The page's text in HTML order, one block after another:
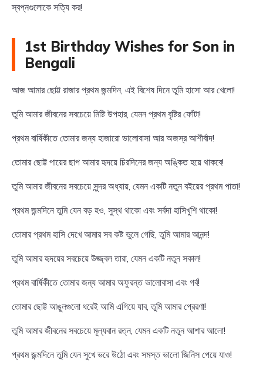
স্বপ্নগুলোকে সত্যি কর!
1st Birthday Wishes for Son in
Bengali
আজ আমার ছোট্ট রাজার প্রথম জন্মদিন, এই বিশেষ দিনে তুমি হাসো আর খেলো!
তুমি আমার জীবনের সবচেয়ে মিষ্টি উপহার, যেমন প্রথম বৃষ্টির ফোঁটা!
প্রথম বার্ষিকীতে তোমার জন্য হাজারো ভালোবাসা আর অজস্র আশীর্বাদ!
তোমার ছোট্ট পায়ের ছাপ আমার হৃদয়ে চিরদিনের জন্য অঙ্কিত হয়ে থাকবে!
তুমি আমার জীবনের সবচেয়ে সুন্দর অধ্যায়, যেমন একটি নতুন বইয়ের প্রথম পাতা!
প্রথম জন্মদিনে তুমি যেন বড় হও, সুস্থ থাকো এবং সর্বদা হাসিখুশি থাকো!
তোমার প্রথম হাসি দেখে আমার সব কষ্ট ভুলে গেছি, তুমি আমার আনন্দ!
তুমি আমার হৃদয়ের সবচেয়ে উজ্জ্বল তারা, যেমন একটি নতুন সকাল!
প্রথম বার্ষিকীতে তোমার জন্য আমার অফুরন্ত ভালোবাসা এবং গর্ব!
তোমার ছোট্ট আঙুলগুলো ধরেই আমি এগিয়ে যাব, তুমি আমার প্রেরণা!
তুমি আমার জীবনের সবচেয়ে মূল্যবান রত্ন, যেমন একটি নতুন আশার আলো!
প্রথম জন্মদিনে তুমি যেন সুখে ভরে উঠো এবং সমস্ত ভালো জিনিস পেয়ে যাও!